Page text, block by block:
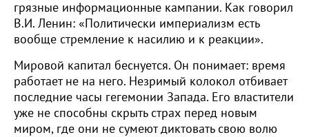
грязные информационные кампании. Как говорил
В.И. Ленин: «Политически империализм есть
вообще стремление к насилию и к реакции».
Мировой капитал беснуется. Он понимает: время
работает не на него. Незримый колокол отбивает
последние часы гегемонии Запада. Его властители
уже не способны скрыть страх перед новым
миром, где они не сумеют диктовать свою волю